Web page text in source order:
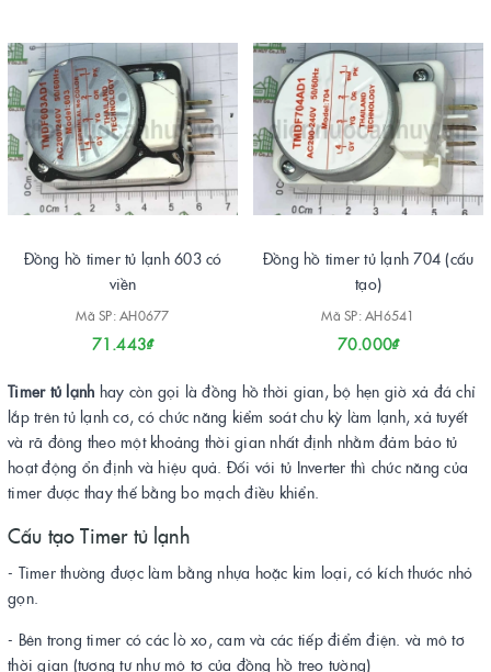
Đồng hồ timer tủ lạnh 603 có
viền
Mã SP: AH0677
71.443₫
Đồng hồ timer tủ lạnh 704 (cấu
tạo)
Mã SP: AH6541
70.000₫
Timer tủ lạnh hay còn gọi là đồng hồ thời gian, bộ hẹn giờ xả đá chỉ
lắp trên tủ lạnh cơ, có chức năng kiểm soát chu kỳ làm lạnh, xả tuyết
và rã đông theo một khoảng thời gian nhất định nhằm đảm bảo tủ
hoạt động ổn định và hiệu quả. Đối với tủ Inverter thì chức năng của
timer được thay thế bằng bo mạch điều khiển.
Cấu tạo Timer tủ lạnh
- Timer thường được làm bằng nhựa hoặc kim loại, có kích thước nhỏ
gọn.
- Bên trong timer có các lò xo, cam và các tiếp điểm điện. và mô tơ
thời gian (tương tự như mô tơ của đồng hồ treo tường)